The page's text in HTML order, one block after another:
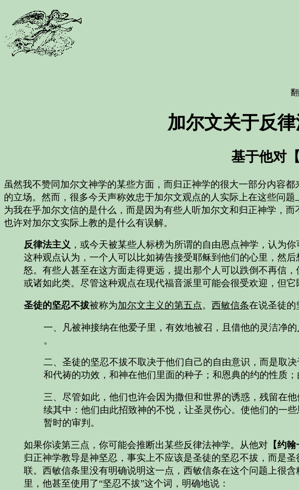
加尔文关于反
基于他对
虽然我不赞同加尔文神学的某些方面，而归正神学的很大一部分内容
的立场。然而，很多今天声称效忠于加尔文观点的人实际上在这些问
为我在乎加尔文信的是什么，而是因为有些人听加尔文和归正神学，
也许对加尔文实际上教的是什么有误解。
反律法主义 ，或今天被某些人标榜为所谓的自由恩点神学，认为
这种观点认为，一个人可以比如祷告接受耶稣到他们的心里，然
怒。有些人甚至在这方面走得更远，提出那个人可以跌倒不再信
或诸如此类。尽管这种观点在现代福音派里可能会很受欢迎，但它
圣徒的坚忍不拔被称为加尔文主义的第五点。 西敏信条在说圣徒的
一、凡被神接纳在他爱子里，有效地被召，且借他的灵洁净
。
二、圣徒的坚忍不拔不取决于他们自己的自由意识，而是取
和代祷的功效，和神在他们里面的种子；和恩典的约的性质；
三、尽管如此，他们也许会因为撒但和世界的诱惑，残留在
续其中：他们由此招致神的不悦，让圣灵伤心。使他们的一
暂时的审判。
如果你读第三点，你可能会推断出某些反律法神学。从他对 【约
归正神学教导是神坚忍，事实上不应该是圣徒的坚忍不拔，而是
联。西敏信条里没有明确说明这一点，西敏信条在这个问题上很
里，他甚至使用了“坚忍不拔”这个词，明确地说：